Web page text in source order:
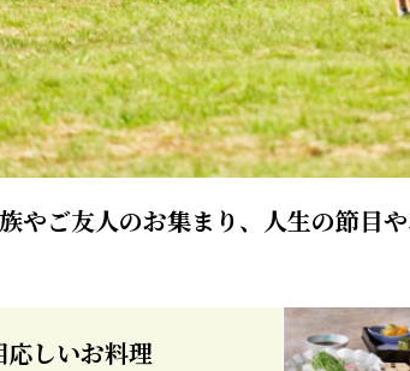
やご友人のお集まり、人生の節目
しいお料理